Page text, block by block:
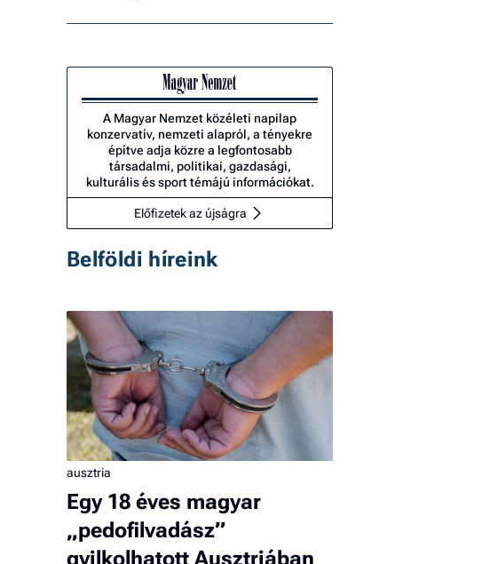
A Magyar Nemzet közéleti napilap
konzervatív, nemzeti alapról, a tényekre
építve adja közre a legfontosabb
társadalmi, politikai, gazdasági,
kulturális és sport témájú információkat.
Előfizetek az újságra
Belföldi híreink
ausztria
Egy 18 éves magyar
„pedofilvadász”
gyilkolhatott Ausztriában